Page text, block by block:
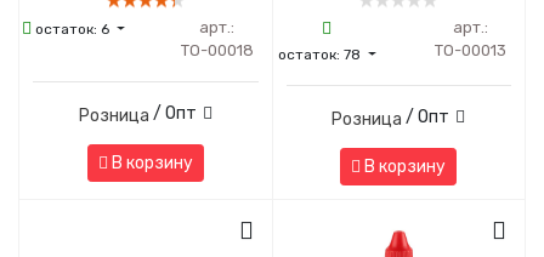
остаток:6
арт.:
ТО-00018
Розница / Опт
В корзину
остаток: 78
арт.:
ТО-00013
Розница / Опт
В корзину